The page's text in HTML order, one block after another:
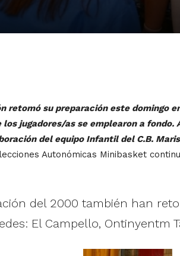
retomó su preparación este domingo
jugadores/as se emplearon a
del equipo Infantil del C.B.
Autonómicas Minibasket
del 2000 también han
El Campello, Ontinyentm